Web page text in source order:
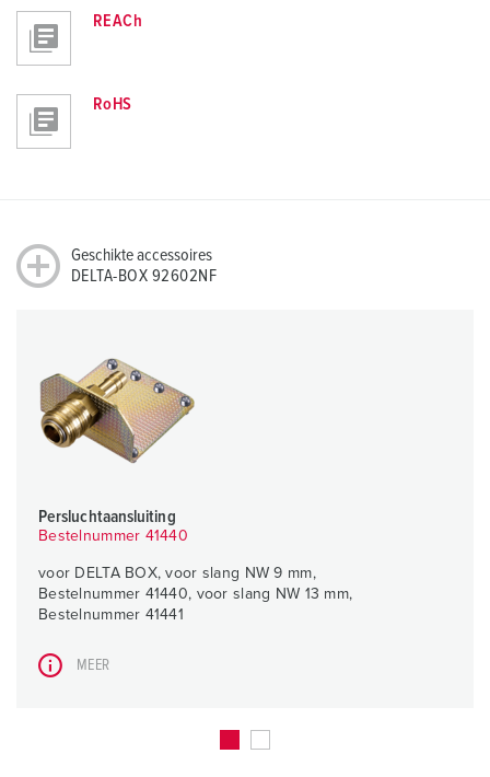
REACh
RoHS
Geschikte accessoires
DELTA-BOX 92602NF
Persluchtaansluiting
Bestelnummer 41440
voor DELTA BOX, voor slang NW 9 mm,
Bestelnummer 41440, voor slang NW 13 mm,
Bestelnummer 41441
MEER